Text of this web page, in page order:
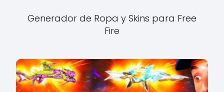
Generador de Ropa y Skins para Free
Fire